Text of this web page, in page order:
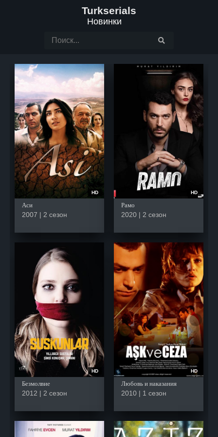
Turkserials
Новинки
HD
Аси
2007 | 2 сезон
HD
Рамо
2020 | 2 сезон
HD
Безмолвие
2012 | 2 сезон
HD
Любовь и наказания
2010 | 1 сезон